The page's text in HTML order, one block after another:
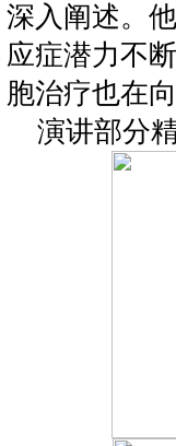
深入阐述。
应症潜力不
胞治疗也在
演讲部分